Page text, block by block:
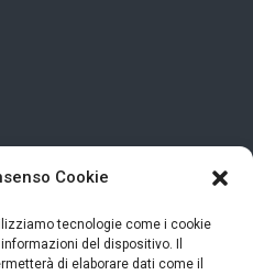
Cookie
tecnologie come i cookie
del dispositivo. Il
di elaborare dati come il